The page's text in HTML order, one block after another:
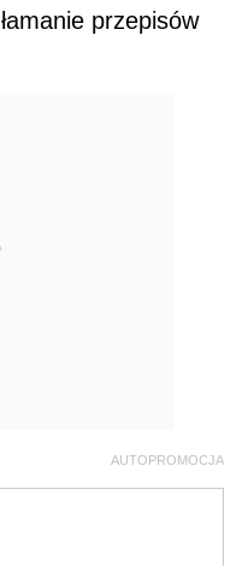
przepisów
AUTOPROMOCJA